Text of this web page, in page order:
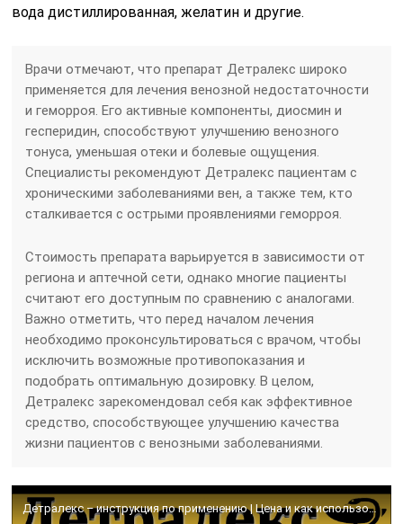
вода дистиллированная, желатин и другие.
Врачи отмечают, что препарат Детралекс широко
применяется для лечения венозной недостаточности
и геморроя. Его активные компоненты, диосмин и
гесперидин, способствуют улучшению венозного
тонуса, уменьшая отеки и болевые ощущения.
Специалисты рекомендуют Детралекс пациентам с
хроническими заболеваниями вен, а также тем, кто
сталкивается с острыми проявлениями геморроя.
Стоимость препарата варьируется в зависимости от
региона и аптечной сети, однако многие пациенты
считают его доступным по сравнению с аналогами.
Важно отметить, что перед началом лечения
необходимо проконсультироваться с врачом, чтобы
исключить возможные противопоказания и
подобрать оптимальную дозировку. В целом,
Детралекс зарекомендовал себя как эффективное
средство, способствующее улучшению качества
жизни пациентов с венозными заболеваниями.
Детралекс – инструкция по применению | Цена и как использовать при геморрое?